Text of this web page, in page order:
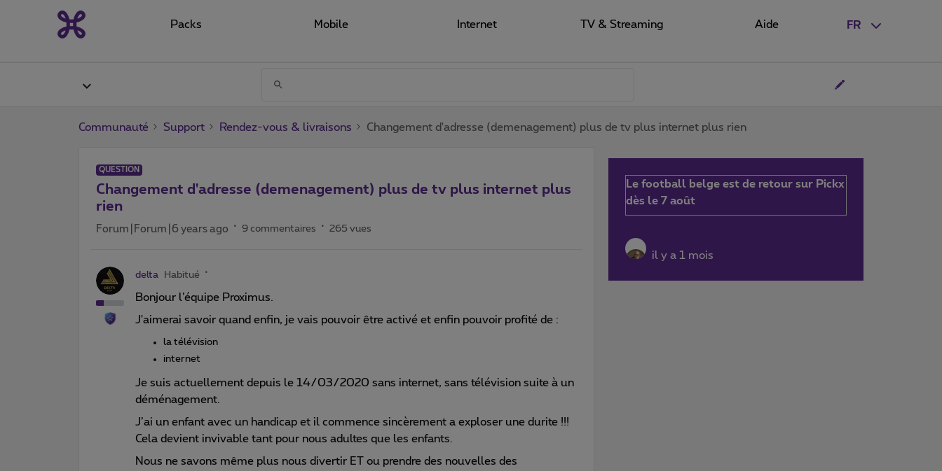
FR
Packs Mobile Internet TV & Streaming Aide
Communauté Support Rendez-vous & livraisons Changement d'adresse (demenagement) plus de tv plus internet plus rien
QUESTION
Changement d'adresse (demenagement) plus de tv plus internet plus
rien
Forum|Forum|6 years ago 9 commentaires 265 vues
delta Habitué
Bonjour l’équipe Proximus.
J'aimerai savoir quand enfin, je vais pouvoir être activé et enfin pouvoir profité de :
la télévision
internet
Je suis actuellement depuis le 14/03/2020 sans internet, sans télévision suite à un
déménagement.
J’ai un enfant avec un handicap et il commence sincèrement a exploser une durite !!!
Cela devient invivable tant pour nous adultes que les enfants.
Nous ne savons même plus nous divertir ET ou prendre des nouvelles des
Le football belge est de retour sur Pickx
dès le 7 août
il y a 1 mois